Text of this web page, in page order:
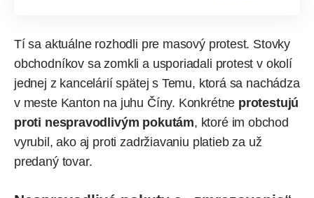
Tí sa aktuálne rozhodli pre masový protest. Stovky
obchodníkov sa zomkli a usporiadali protest v okolí
jednej z kancelárií spätej s Temu, ktorá sa nachádza
v meste Kanton na juhu Číny. Konkrétne protestujú
proti nespravodlivým pokutám, ktoré im obchod
vyrubil, ako aj proti zadržiavaniu platieb za už
predaný tovar.